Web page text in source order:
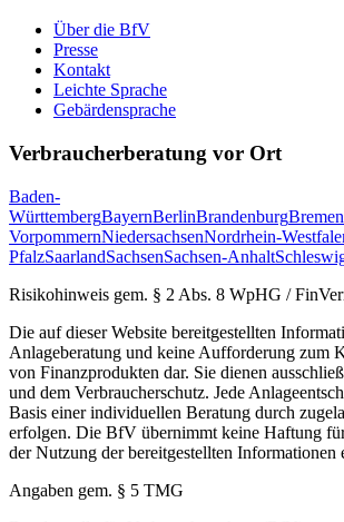
Über die BfV
Presse
Kontakt
Leichte Sprache
Gebärdensprache
Verbraucherberatung vor Ort
Baden-
WürttembergBayernBerlinBrandenburgBremen
VorpommernNiedersachsenNordrhein-
PfalzSaarlandSachsenSachsen-Anhalt
Risikohinweis gem. § 2 Abs. 8 WpHG /
Die auf dieser Website bereitgestellten
Anlageberatung und keine Aufforderung zum
von Finanzprodukten dar. Sie dienen
und dem Verbraucherschutz. Jede
Basis einer individuellen Beratung durch
erfolgen. Die BfV übernimmt keine Haftung
der Nutzung der bereitgestellten Informationen
Angaben gem. § 5 TMG